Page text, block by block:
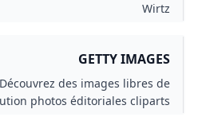
Wirtz
GETTY IMAGES
des images libres de
photos éditoriales cliparts